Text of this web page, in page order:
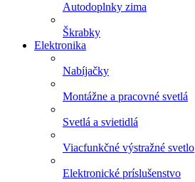
Autodoplnky zima
Škrabky
Elektronika
Nabíjačky
Montážne a pracovné svetlá
Svetlá a svietidlá
Viacfunkčné výstražné svetlo
Elektronické príslušenstvo